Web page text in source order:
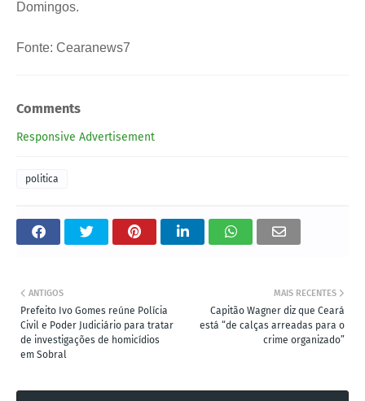
Domingos.
Fonte: Cearanews7
Comments
Responsive Advertisement
politica
MAIS RECENTES
Capitão Wagner diz que Ceará
está “de calças arreadas para o
crime organizado”
ANTIGOS
Prefeito Ivo Gomes reúne Polícia
Civil e Poder Judiciário para tratar
de investigações de homicídios
em Sobral